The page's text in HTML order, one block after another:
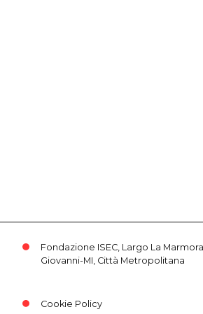
Fondazione ISEC, Largo La
Giovanni-MI, Città Metropolitana
Cookie Policy